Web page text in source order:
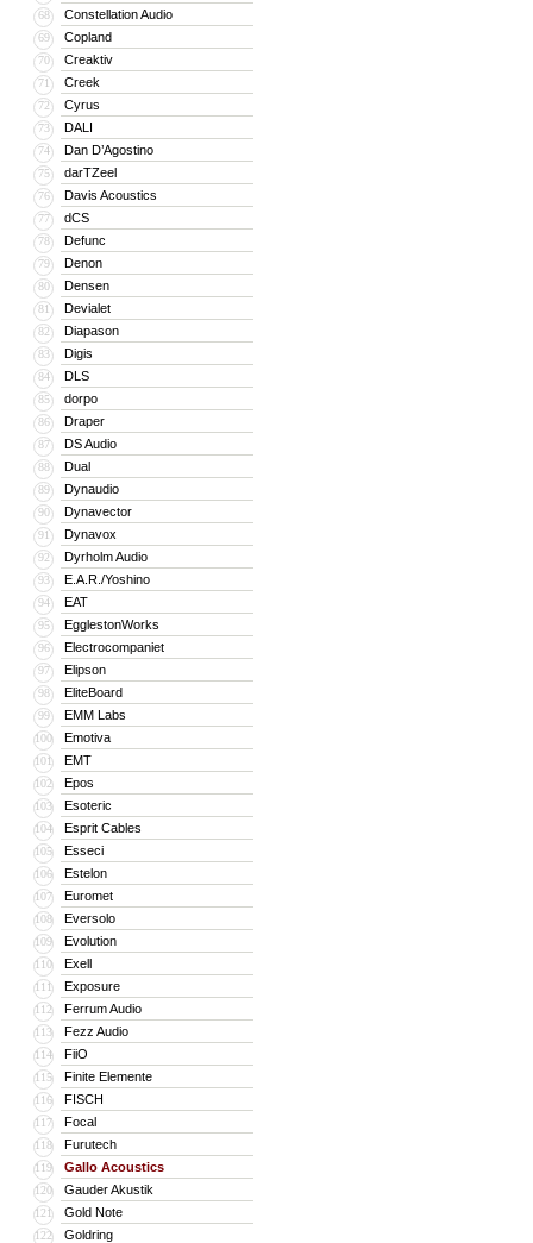
68 Constellation Audio
69 Copland
70 Creaktiv
71 Creek
72 Cyrus
73 DALI
74 Dan D’Agostino
75 darTZeel
76 Davis Acoustics
77 dCS
78 Defunc
79 Denon
80 Densen
81 Devialet
82 Diapason
83 Digis
84 DLS
85 dorpo
86 Draper
87 DS Audio
88 Dual
89 Dynaudio
90 Dynavector
91 Dynavox
92 Dyrholm Audio
93 E.A.R./Yoshino
94 EAT
95 EgglestonWorks
96 Electrocompaniet
97 Elipson
98 EliteBoard
99 EMM Labs
100 Emotiva
101 EMT
102 Epos
103 Esoteric
104 Esprit Cables
105 Esseci
106 Estelon
107 Euromet
108 Eversolo
109 Evolution
110 Exell
111 Exposure
112 Ferrum Audio
113 Fezz Audio
114 FiiO
115 Finite Elemente
116 FISCH
117 Focal
118 Furutech
119 Gallo Acoustics
120 Gauder Akustik
121 Gold Note
122 Goldring